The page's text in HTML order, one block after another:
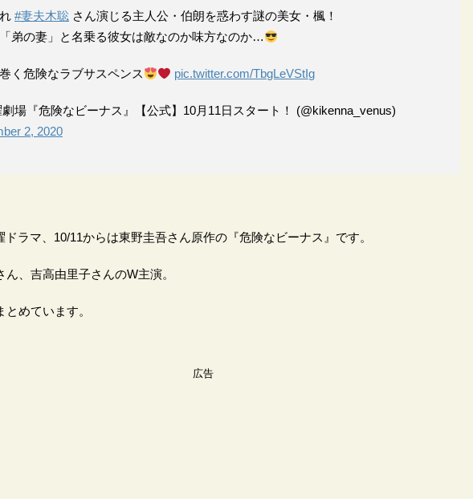
#妻夫木聡 さん演じる主人公・伯朗を惑わす謎の美女・楓！
弟の妻」と名乗る彼女は敵なのか味方なのか…
く危険なラブサスペンス pic.twitter.com/TbgLeVStIg
場『危険なビーナス』【公式】10月11日スタート！ (@kikenna_venus)
2, 2020
ドラマ、10/11からは東野圭吾さん原作の『危険なビーナス』です。
ん、吉高由里子さんのW主演。
とめています。
広告